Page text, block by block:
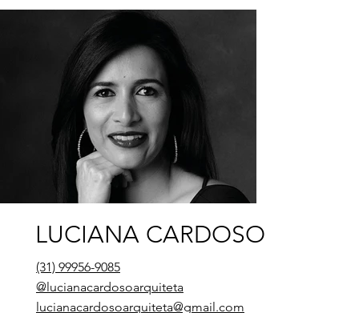
LUCIANA CARDOSO
(31) 99956-9085
@lucianacardosoarquiteta
lucianacardosoarquiteta@gmail.com